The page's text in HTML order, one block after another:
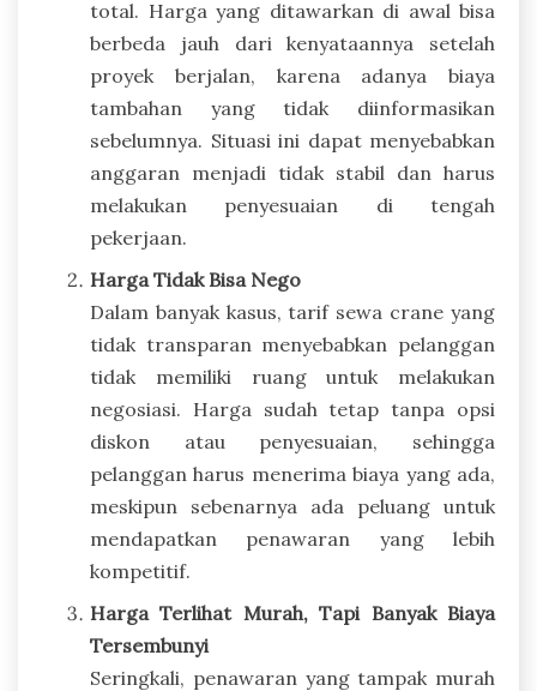
total. Harga yang ditawarkan di awal bisa
berbeda jauh dari kenyataannya setelah
proyek berjalan, karena adanya biaya
tambahan yang tidak diinformasikan
sebelumnya. Situasi ini dapat menyebabkan
anggaran menjadi tidak stabil dan harus
melakukan penyesuaian di tengah
pekerjaan.
Harga Tidak Bisa Nego
Dalam banyak kasus, tarif sewa crane yang
tidak transparan menyebabkan pelanggan
tidak memiliki ruang untuk melakukan
negosiasi. Harga sudah tetap tanpa opsi
diskon atau penyesuaian, sehingga
pelanggan harus menerima biaya yang ada,
meskipun sebenarnya ada peluang untuk
mendapatkan penawaran yang lebih
kompetitif.
Harga Terlihat Murah, Tapi Banyak Biaya
Tersembunyi
Seringkali, penawaran yang tampak murah